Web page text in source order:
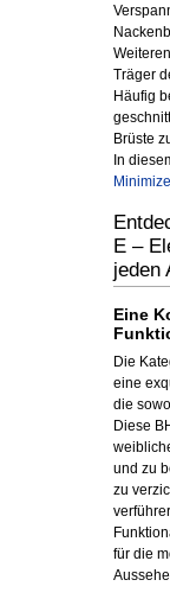
Träger
Häufig
Brüste
In
E –
jeden
Eine
Die
eine
die
Diese
und zu
zu
für die